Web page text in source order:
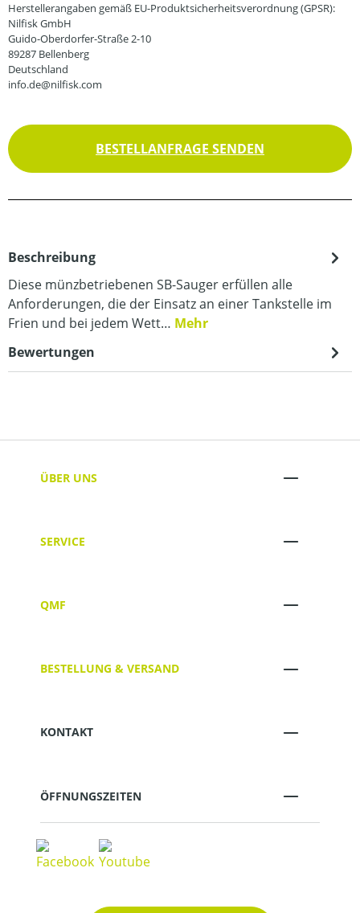
Herstellerangaben gemäß EU-Produktsicherheitsverordnung (GPSR):
Nilfisk GmbH
Guido-Oberdorfer-Straße 2-10
89287 Bellenberg
Deutschland
info.de@nilfisk.com
BESTELLANFRAGE SENDEN
Beschreibung
Diese münzbetriebenen SB-Sauger erfüllen alle
Anforderungen, die der Einsatz an einer Tankstelle im
Frien und bei jedem Wett… Mehr
Bewertungen
ÜBER UNS
SERVICE
QMF
BESTELLUNG & VERSAND
KONTAKT
ÖFFNUNGSZEITEN